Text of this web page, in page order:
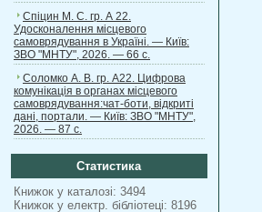
Спіцин М. С. гр. А 22.
Удосконалення місцевого
самоврядування в Україні. — Київ:
ЗВО "МНТУ", 2026. — 66 с.
Соломко А. В. гр. А22. Цифрова
комунікація в органах місцевого
самоврядування:чат-боти, відкриті
дані, портали. — Київ: ЗВО "МНТУ",
2026. — 87 с.
Статистика
Книжок у каталозі: 3494
Книжок у електр. бібліотеці: 8196